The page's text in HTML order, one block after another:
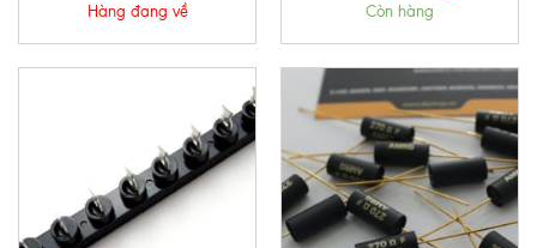
Hàng đang về Còn hàng